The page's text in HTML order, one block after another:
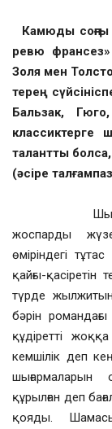
Камюды соңғы
ревю
Золя мен
терең
Бальзак,
классиктерге
талантты
(әсіре
жоспарды
өміріндегі
қайғы-
түрде
бәрін
құдіретті
кемшілік деп
құрылған деп
қояды.